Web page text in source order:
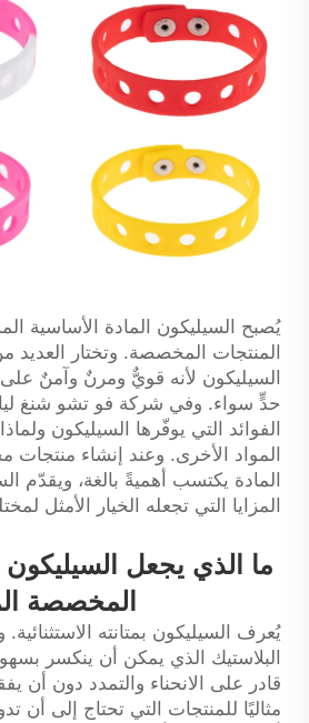
يُصبح السيليكون المادة الأساسية
المنتجات المخصصة. وتختار العديد
السيليكون لأنه قويٌّ ومرنٌ وآمنٌ على
حدٍّ سواء. وفي شركة فو تشو شنغ
الفوائد التي يوفّرها السيليكون
المواد الأخرى. وعند إنشاء منتجات
المادة يكتسب أهميةً بالغة، ويقدّم
المزايا التي تجعله الخيار الأمثل
ما الذي يجعل السيليكون
المخصصة
يُعرف السيليكون بمتانته
البلاستيك الذي يمكن أن ينكسر
قادر على الانحناء والتمدد دون أن
مثاليًا للمنتجات التي تحتاج إلى أن